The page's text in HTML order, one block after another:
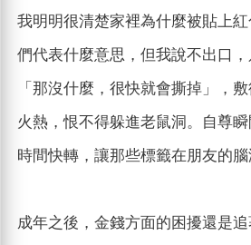
我明明很清楚家裡為什麼被貼上
們代表什麼意思，但我說不出口
「那沒什麼，很快就會撕掉」，
火熱，恨不得躲進老鼠洞。自尊
時間快轉，讓那些標籤在朋友的腦
成年之後，金錢方面的困擾還是